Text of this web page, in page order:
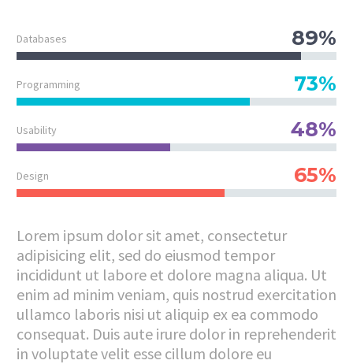
Databases 89%
Programming 73%
Usability 48%
Design 65%
Lorem ipsum dolor sit amet, consectetur
adipisicing elit, sed do eiusmod tempor
incididunt ut labore et dolore magna aliqua. Ut
enim ad minim veniam, quis nostrud exercitation
ullamco laboris nisi ut aliquip ex ea commodo
consequat. Duis aute irure dolor in reprehenderit
in voluptate velit esse cillum dolore eu